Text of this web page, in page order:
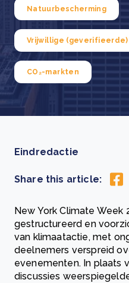
Natuurbescherming
Vrijwillige (geverifieerde)
CO₂-markten
Eindredactie
Share this article:
New York Climate Week
gestructureerd en
van klimaatactie, met
deelnemers verspreid
evenementen. In plaats
discussies